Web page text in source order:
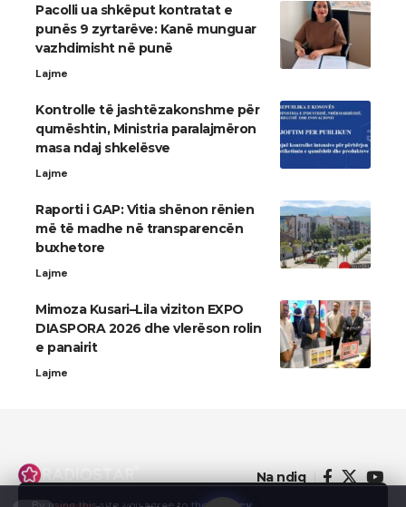
Pacolli ua shkëput kontratat e
punës 9 zyrtarëve: Kanë munguar
vazhdimisht në punë
Lajme
Kontrolle të jashtëzakonshme për
qumështin, Ministria paralajmëron
masa ndaj shkelësve
Lajme
Raporti i GAP: Vitia shënon rënien
më të madhe në transparencën
buxhetore
Lajme
Mimoza Kusari–Lila viziton EXPO
DIASPORA 2026 dhe vlerëson rolin
e panairit
Lajme
Na ndiq